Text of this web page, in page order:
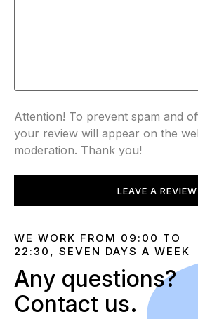
Attention! To prevent spam and
your review will appear on the
moderation. Thank you!
LEAVE A REVIEW
WE WORK FROM 09:00 TO
22:30, SEVEN DAYS A WEEK
Any questions?
Contact us.